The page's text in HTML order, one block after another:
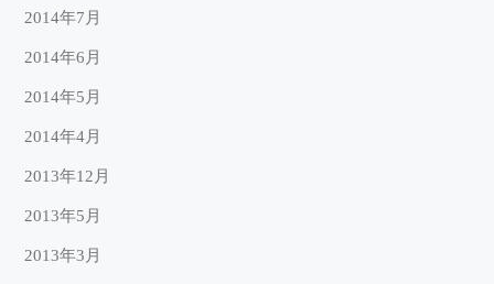
2014年7月
2014年6月
2014年5月
2014年4月
2013年12月
2013年5月
2013年3月